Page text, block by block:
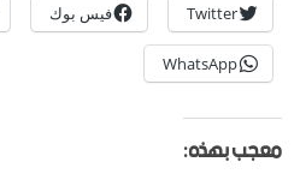
Twitter فيس بوك
WhatsApp
معجب بهذه: